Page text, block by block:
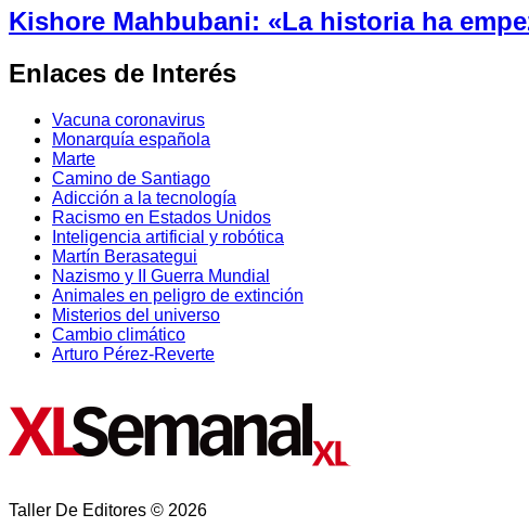
Kishore Mahbubani: «La historia ha
Enlaces de Interés
Vacuna coronavirus
Monarquía española
Marte
Camino de Santiago
Adicción a la tecnología
Racismo en Estados Unidos
Inteligencia artificial y robótica
Martín Berasategui
Nazismo y II Guerra Mundial
Animales en peligro de extinción
Misterios del universo
Cambio climático
Arturo Pérez-Reverte
Taller De Editores © 2026